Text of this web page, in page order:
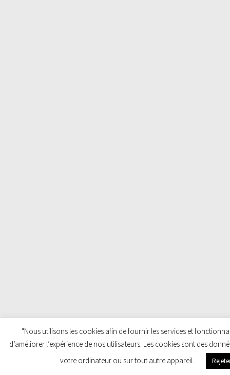
"Nous utilisons les cookies afin de fournir les services et
d’améliorer l’expérience de nos utilisateurs. Les cookies sont des
votre ordinateur ou sur tout autre appareil.